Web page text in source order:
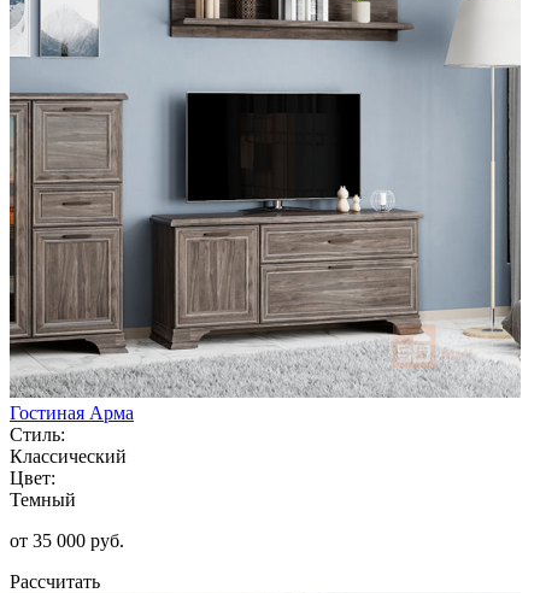
Гостиная Арма
Стиль:
Классический
Цвет:
Темный
от 35 000 руб.
Рассчитать